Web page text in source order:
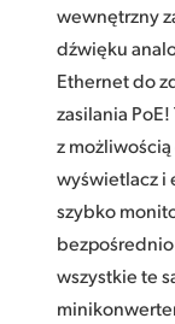
Malaysia
New
Norway
Portugal
wewnętrzny
dźwięku
Ethernet do
zasilania
z
wyświetlacz i
szybko
wszystkie te